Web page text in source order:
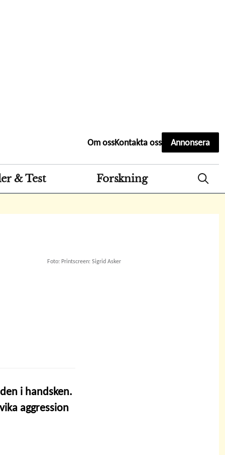
Second
header
menu
Om ossKontakta oss Annonsera
& Test Forskning
Foto: Printscreen: Sigrid Asker
i handsken.
aggression